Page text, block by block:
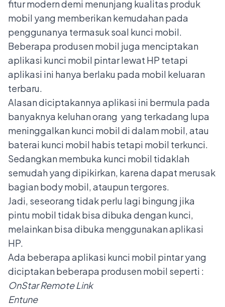
fitur modern demi menunjang kualitas produk
mobil yang memberikan kemudahan pada
penggunanya termasuk soal kunci mobil.
Beberapa produsen mobil juga menciptakan
aplikasi kunci mobil pintar lewat HP tetapi
aplikasi ini hanya berlaku pada mobil keluaran
terbaru.
Alasan diciptakannya aplikasi ini bermula pada
banyaknya keluhan orang yang terkadang lupa
meninggalkan kunci mobil di dalam mobil, atau
baterai kunci mobil habis tetapi mobil terkunci.
Sedangkan membuka kunci mobil tidaklah
semudah yang dipikirkan, karena dapat merusak
bagian body mobil, ataupun tergores.
Jadi, seseorang tidak perlu lagi bingung jika
pintu mobil tidak bisa dibuka dengan kunci,
melainkan bisa dibuka menggunakan aplikasi
HP.
Ada beberapa aplikasi kunci mobil pintar yang
diciptakan beberapa produsen mobil seperti :
OnStar Remote Link
Entune